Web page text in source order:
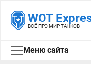
WOT
ВСЁ ПРО МИР ТАНКОВ
Меню сайта